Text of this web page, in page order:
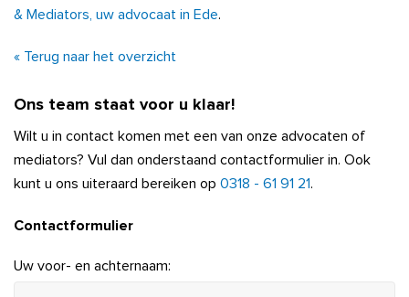
& Mediators, uw advocaat in Ede.
« Terug naar het overzicht
Ons team staat voor u klaar!
Wilt u in contact komen met een van onze advocaten of
mediators? Vul dan onderstaand contactformulier in. Ook
kunt u ons uiteraard bereiken op 0318 - 61 91 21.
Contactformulier
Uw voor- en achternaam: